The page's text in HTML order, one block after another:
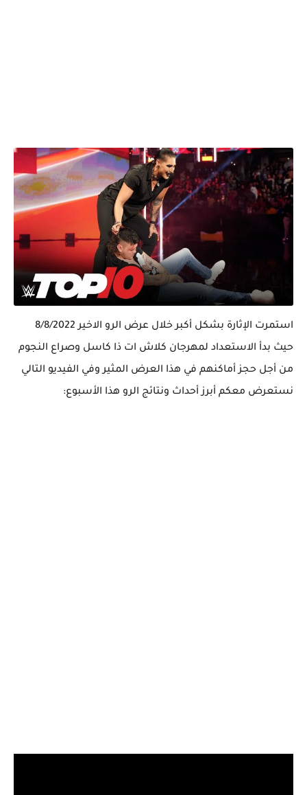
استمرت الإثارة بشكل أكبر خلال عرض الرو الاخير 8/8/2022
حيث بدأ الاستعداد لمهرجان كلاش ات ذا كاسل وصراع النجوم
من أجل حجز أماكنهم في هذا العرض المثير وفي الفيديو التالي
نستعرض معكم أبرز أحداث ونتائج الرو هذا الأسبوع: